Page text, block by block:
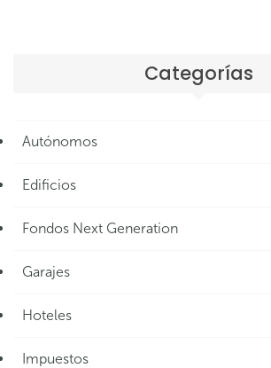
Categorías
Autónomos
Edificios
Fondos Next Generation
Garajes
Hoteles
Impuestos